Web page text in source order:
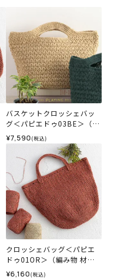
バスケットクロッシェバッ
グ＜パピエドゥ03BE＞（編
み物 材料セット）
¥7,590 (税込)
クロッシェバッグ＜パピエ
ドゥ01OR＞（編み物 材料
セット）
¥6,160 (税込)